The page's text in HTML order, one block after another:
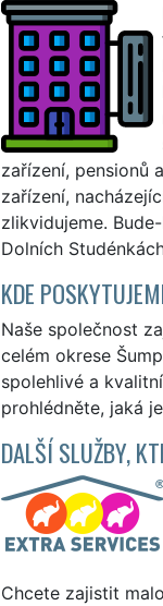
zařízení, pensionů
zařízení,
zlikvidujeme.
Dolních
KDE
Naše společnost
celém okrese
spolehlivé a
prohlédněte, jaká
DALŠÍ SLUŽBY,
Chcete zajistit